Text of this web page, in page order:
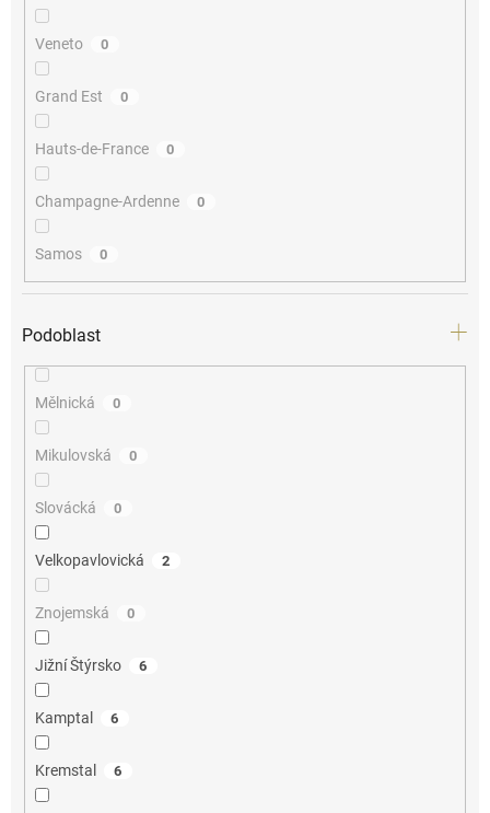
Veneto 0
Grand Est 0
Hauts-de-France 0
Champagne-Ardenne 0
Samos 0
Podoblast
Mělnická 0
Mikulovská 0
Slovácká 0
Velkopavlovická 2
Znojemská 0
Jižní Štýrsko 6
Kamptal 6
Kremstal 6